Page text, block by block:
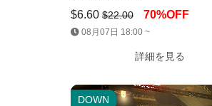
$6.60 $22.00 70%OFF
08月07日 18:00 ~
詳細を見る
DOWN
Jump AssetStore